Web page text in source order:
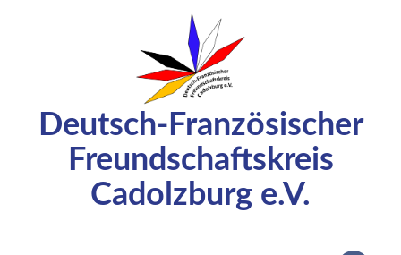
Deutsch-Französischer
Freundschaftskreis
Cadolzburg e.V.